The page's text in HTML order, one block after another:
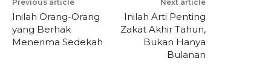
Previous article
Inilah Orang-Orang
yang Berhak
Menerima Sedekah
Next article
Inilah Arti Penting
Zakat Akhir Tahun,
Bukan Hanya
Bulanan